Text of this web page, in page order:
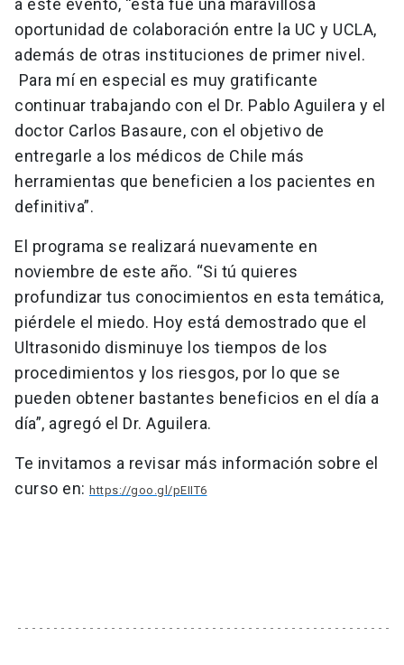
a este evento, “esta fue una maravillosa
oportunidad de colaboración entre la UC y UCLA,
además de otras instituciones de primer nivel.
Para mí en especial es muy gratificante
continuar trabajando con el Dr. Pablo Aguilera y el
doctor Carlos Basaure, con el objetivo de
entregarle a los médicos de Chile más
herramientas que beneficien a los pacientes en
definitiva”.
El programa se realizará nuevamente en
noviembre de este año. “Si tú quieres
profundizar tus conocimientos en esta temática,
piérdele el miedo. Hoy está demostrado que el
Ultrasonido disminuye los tiempos de los
procedimientos y los riesgos, por lo que se
pueden obtener bastantes beneficios en el día a
día”, agregó el Dr. Aguilera.
Te invitamos a revisar más información sobre el
curso en: https://goo.gl/pEIIT6